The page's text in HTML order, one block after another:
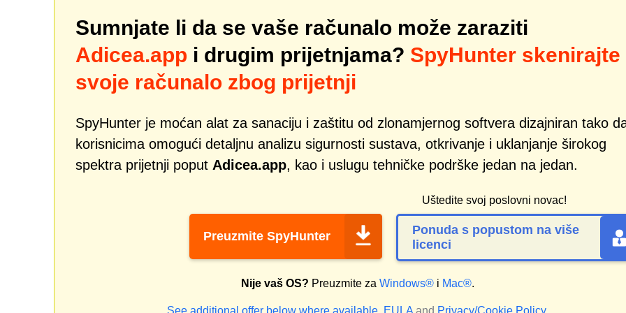
Sumnjate li da se vaše računalo može zaraziti
Adicea.app i drugim prijetnjama? SpyHunter skenirajte
svoje računalo zbog prijetnji
SpyHunter je moćan alat za sanaciju i zaštitu od zlonamjernog softvera dizajniran tako
korisnicima omogući detaljnu analizu sigurnosti sustava, otkrivanje i uklanjanje širokog
spektra prijetnji poput Adicea.app, kao i uslugu tehničke podrške jedan na jedan.
Preuzmite SpyHunter
Uštedite svoj poslovni novac!
Ponuda s popustom na više
licenci
Nije vaš OS? Preuzmite za Windows® i Mac®.
See additional offer below where available. EULA and Privacy/Cookie Policy.